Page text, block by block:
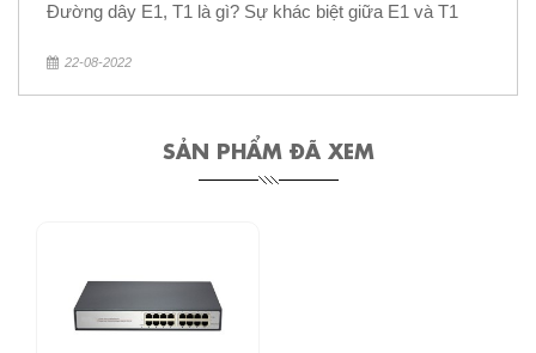
Đường dây E1, T1 là gì? Sự khác biệt giữa E1 và T1
22-08-2022
SẢN PHẨM ĐÃ XEM